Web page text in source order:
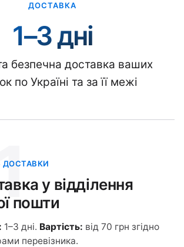
ДОСТАВКА
1–3 дні
безпечна доставка ваших
по Україні та за її межі
ДОСТАВКИ
у відділення
пошти
1–3 дні. Вартість: від 70 грн згідно
перевізника.